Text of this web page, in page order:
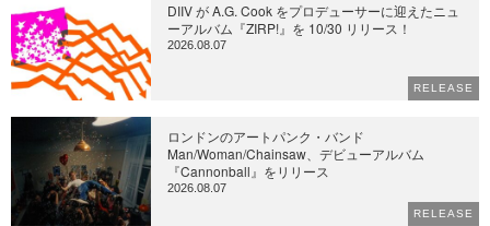
DIIV が A.G. Cook をプロデューサーに迎えたニュ
ーアルバム『ZIRP!』を 10/30 リリース！
2026.08.07
RELEASE
ロンドンのアートパンク・バンド
Man/Woman/Chainsaw、デビューアルバム
『Cannonball』をリリース
2026.08.07
RELEASE